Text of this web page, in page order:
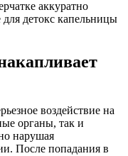
воздействие на
органы, так и
нарушая
После попадания в